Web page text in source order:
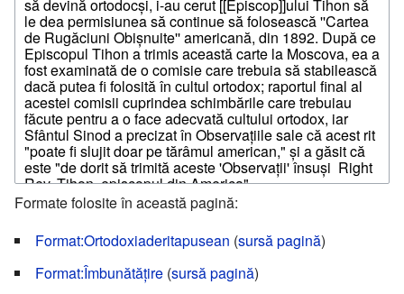
Formate folosite în această pagină:
Format:Ortodoxiaderitapusean (sursă pagină)
Format:Îmbunătăţire (sursă pagină)